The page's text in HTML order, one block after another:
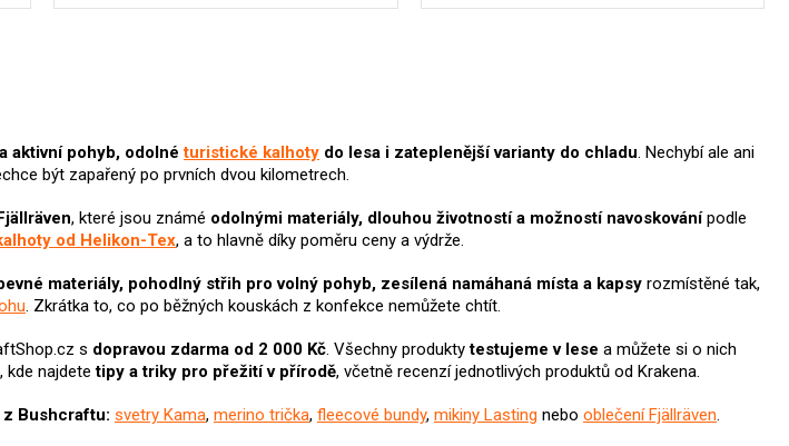
d
a
í
p
v
k
v
ý
i
aktivní pohyb, odolnéturistické kalhoty do lesa i zateplenější varianty do chladu. Nechybí ale ani
být zapařený po prvních dvou kilometrech.
, které jsou známé odolnými materiály, dlouhou životností a možností navoskovánípodle
od Helikon-Tex, a to hlavně díky poměru ceny a výdrže.
materiály, pohodlný střih pro volný pohyb, zesílená namáhaná místa a kapsy rozmístěné tak,
. Zkrátka to, co po běžných kouskách z konfekce nemůžete chtít.
s dopravou zdarma od 2 000 Kč. Všechny produktytestujeme v lese a můžete si o nich
, kde najdetetipy a triky pro přežití v přírodě, včetně recenzí jednotlivých produktů od Krakena.
Bushcraftu: svetry Kama, merino trička, fleecové bundy, mikiny Lasting nebo oblečení Fjällräven.